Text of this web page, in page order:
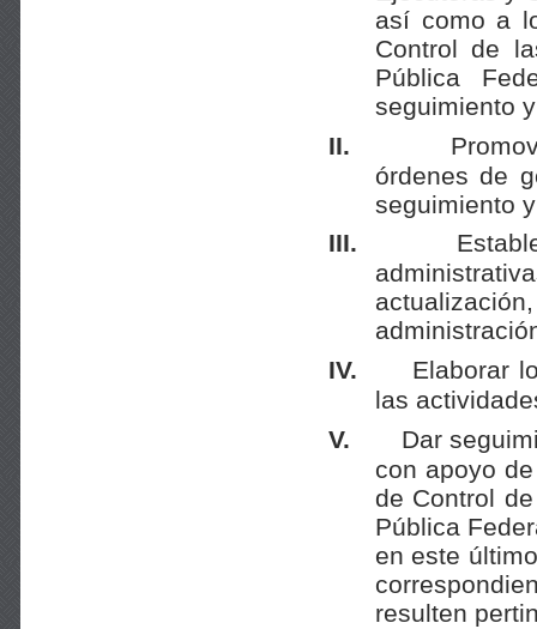
así como a
Control de
Pública
seguimiento
II.
órdenes de
seguimiento
III.
IV.
Elaborar
las
V.
Dar
con apoyo
de Control
Pública
en este
resulten